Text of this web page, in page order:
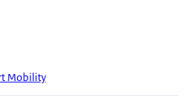
Mobility